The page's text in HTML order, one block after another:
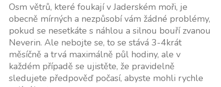
Osm větrů, které foukají v Jaderském moři, je
obecně mírných a nezpůsobí vám žádné problémy,
pokud se nesetkáte s náhlou a silnou bouří zvanou
Neverin. Ale nebojte se, to se stává 3-4krát
měsíčně a trvá maximálně půl hodiny, ale v
každém případě se ujistěte, že pravidelně
sledujete předpověď počasí, abyste mohli rychle